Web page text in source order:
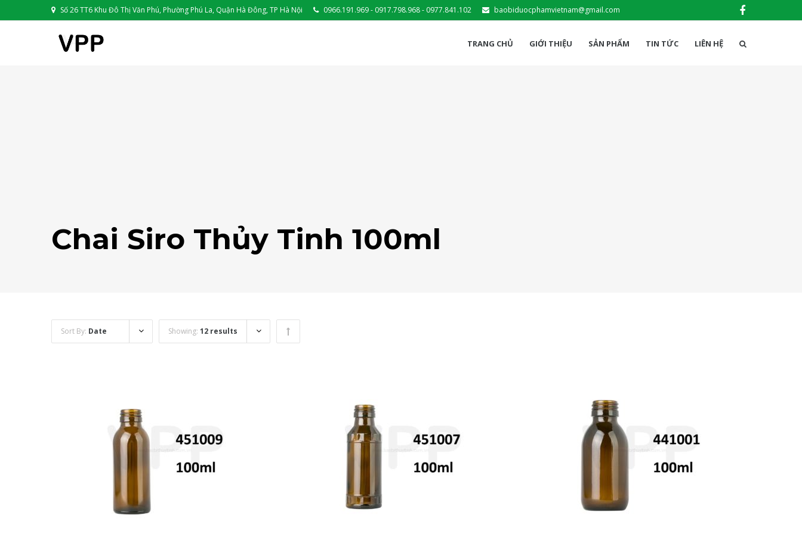
Số 26 TT6 Khu Đô Thị Văn Phú, Phường Phú La, Quận Hà Đông, TP Hà Nội 0966.191.969 - 0917.798.968 - 0977.841.102 baobiduocphamvietnam@gmail.com
TRANG CHỦ GIỚI THIỆU SẢN PHẨM TIN TỨC LIÊN HỆ
Chai Siro Thủy Tinh 100ml
Sort By: Date Showing: 12 results